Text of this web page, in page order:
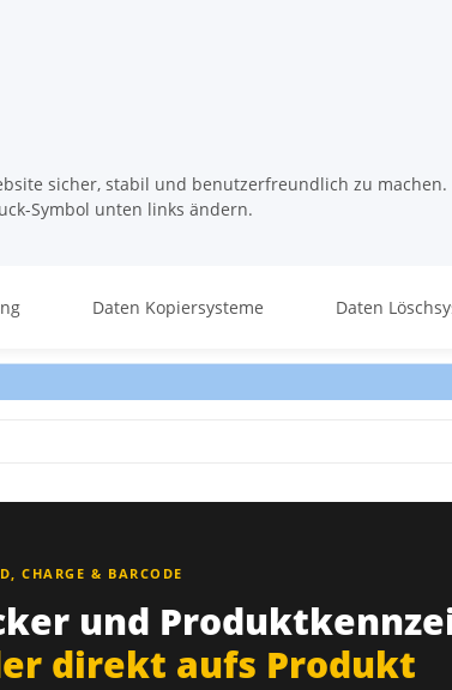
sicher, stabil und benutzerfreundlich zu
Symbol unten links ändern.
Daten Kopiersysteme Daten
CHARGE & BARCODE
und
direkt aufs Produkt